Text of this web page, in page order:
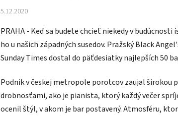
5.12.2020
PRAHA - Keď sa budete chcieť niekedy v
ho u našich západných susedov. Pražský Black
Sunday Times dostal do päťdesiatky najlepších 50
Podnik v českej metropole porotcov zaujal
drobnosťami, ako je pianista, ktorý každý večer
ocenil štýl, v akom je bar postavený. Atmosféru,